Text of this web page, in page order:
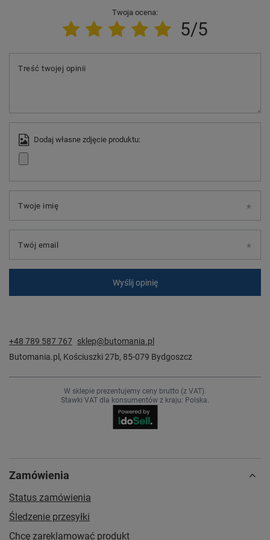
Twoja ocena:
5/5
Treść twojej opinii
Dodaj własne zdjęcie produktu:
Twoje imię
Twój email
Wyślij opinię
+48 789 587 767 sklep@butomania.pl
Butomania.pl , Kościuszki 27b, 85-079 Bydgoszcz
W sklepie prezentujemy ceny brutto (z VAT).
Stawki VAT dla konsumentów z kraju: Polska.
Zamówienia
Status zamówienia
Śledzenie przesyłki
Chcę zareklamować produkt